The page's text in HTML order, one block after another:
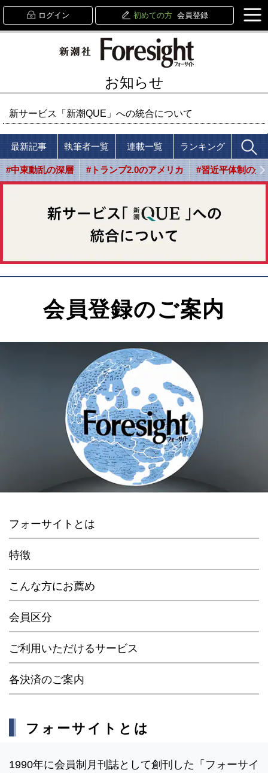
ログイン 初めての方 会員登録
お知らせ
新サービス「新潮QUE」への統合について
最新記事 執筆者一覧 連載一覧 ランキング
#中東動乱の深層 #トランプ2.0のアメリカ #習近平体制の光
会員登録のご案内
フォーサイトとは
特徴
こんな方にお薦め
会員区分
ご利用いただけるサービス
各決済のご案内
フォーサイトとは
1990年に会員制月刊誌として創刊した「フォーサイ